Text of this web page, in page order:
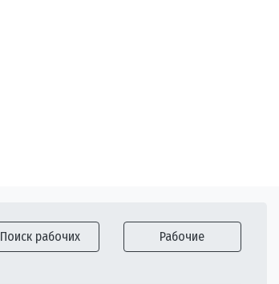
Поиск рабочих Рабочие